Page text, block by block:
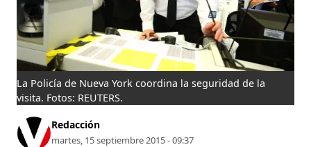
La Policía de Nueva York coordina la seguridad de la
visita. Fotos: REUTERS.
Redacción
martes, 15 septiembre 2015 - 09:37